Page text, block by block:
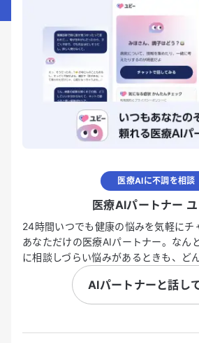
医療AIに不調を相談
医療AIパートナー
24時間いつでも健康の悩みを気軽にチ
あなただけの医療AIパートナー。なん
に相談しづらい悩みがあるときも、ど
AIパートナーと話し